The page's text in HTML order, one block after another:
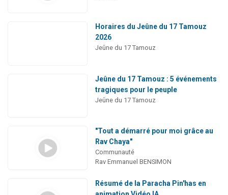
Horaires du Jeûne du 17 Tamouz
2026
Jeûne du 17 Tamouz
Jeûne du 17 Tamouz : 5 événements
tragiques pour le peuple
Jeûne du 17 Tamouz
"Tout a démarré pour moi grâce au
Rav Chaya"
Communauté
Rav Emmanuel BENSIMON
Résumé de la Paracha Pin'has en